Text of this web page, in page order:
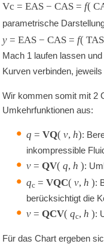
Vc = EAS − CAS = f(
parametrische
y = EAS − CAS = f(
Mach 1 laufen lassen
Kurven verbinden,
Wir kommen somit mit 2
Umkehrfunktionen aus:
q =VQ(v,h):
inkompressible
v =QV(q,h ):
qc =VQC(v,h ):
berücksichtigt die
v =QCV(qc,h ):
Für das Chart ergeben